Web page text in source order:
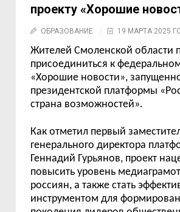
проекту «Хорошие
ОБРАЗОВАНИЕ 19 МАРТА 2025
Жителей Смоленской области
присоединиться к
«Хорошие новости»,
президентской платформы
страна возможностей».
Как отметил первый
генерального директора
Геннадий Гурьянов, проект
повысить уровень
россиян, а также стать
инструментом для